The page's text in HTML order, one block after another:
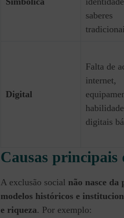
saberes
Digital
Falta de
internet,
digitais
Causas principais
A exclusão social não nasce da
modelos históricos e
e riqueza. Por exemplo: